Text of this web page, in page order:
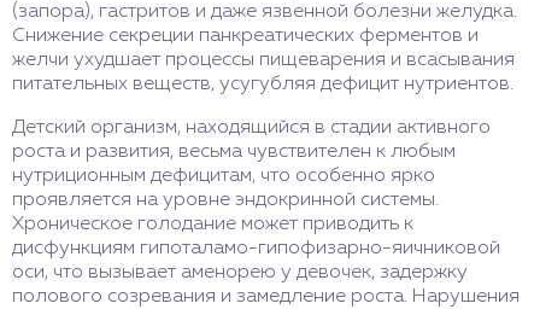
(запора), гастритов и даже язвенной болезни желудка.
Снижение секреции панкреатических ферментов и
желчи ухудшает процессы пищеварения и всасывания
питательных веществ, усугубляя дефицит нутриентов.
Детский организм, находящийся в стадии активного
роста и развития, весьма чувствителен к любым
нутриционным дефицитам, что особенно ярко
проявляется на уровне эндокринной системы.
Хроническое голодание может приводить к
дисфункциям гипоталамо-гипофизарно-яичниковой
оси, что вызывает аменорею у девочек, задержку
полового созревания и замедление роста. Нарушения